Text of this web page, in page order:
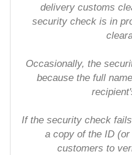
delivery customs
security check is in
Occasionally, the
because the full
If the security check
a copy of the ID
customers to